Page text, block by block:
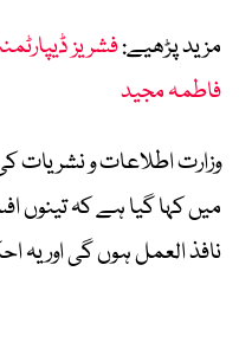
مزید پڑھیے:فشریز
فاطمہ مجید
وزارت اطلاعات و نشریات
میں کہا گیا ہے کہ تینوں
نافذ العمل ہوں گی اور یہ